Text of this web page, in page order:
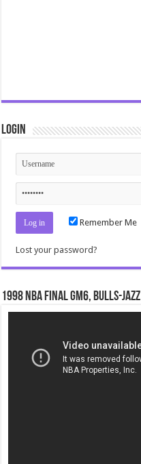
Login
Remember Me
Lost your password?
1998 NBA Final gm6, Bulls-Jazz